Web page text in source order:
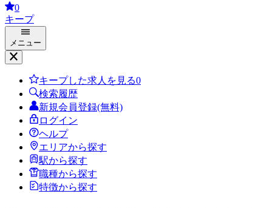
0
キープ
メニュー
キープした求人を見る0
検索履歴
新規会員登録(無料)
ログイン
ヘルプ
エリアから探す
駅から探す
職種から探す
特徴から探す